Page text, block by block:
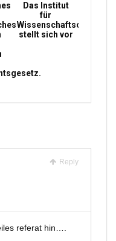
Das Institut
für
stellt sich vor
Reply
referat hin….